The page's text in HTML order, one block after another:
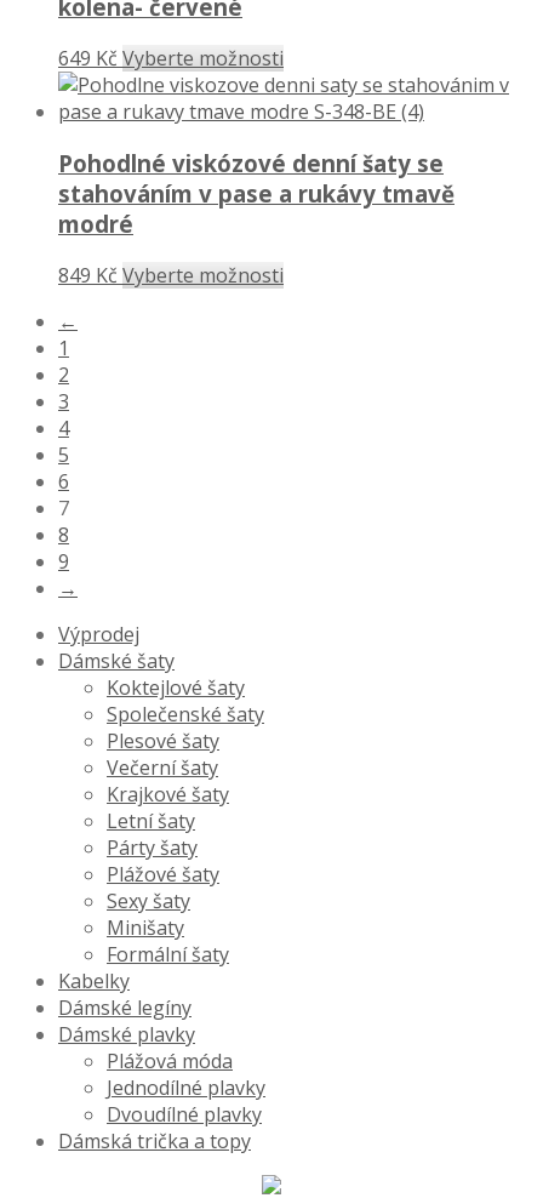
kolena- červené
649 Kč Vyberte možnosti
Pohodlné viskózové denní šaty se
stahováním v pase a rukávy tmavě
modré
849 Kč Vyberte možnosti
←
1
2
3
4
5
6
7
8
9
→
Výprodej
Dámské šaty
Koktejlové šaty
Společenské šaty
Plesové šaty
Večerní šaty
Krajkové šaty
Letní šaty
Párty šaty
Plážové šaty
Sexy šaty
Minišaty
Formální šaty
Kabelky
Dámské legíny
Dámské plavky
Plážová móda
Jednodílné plavky
Dvoudílné plavky
Dámská trička a topy